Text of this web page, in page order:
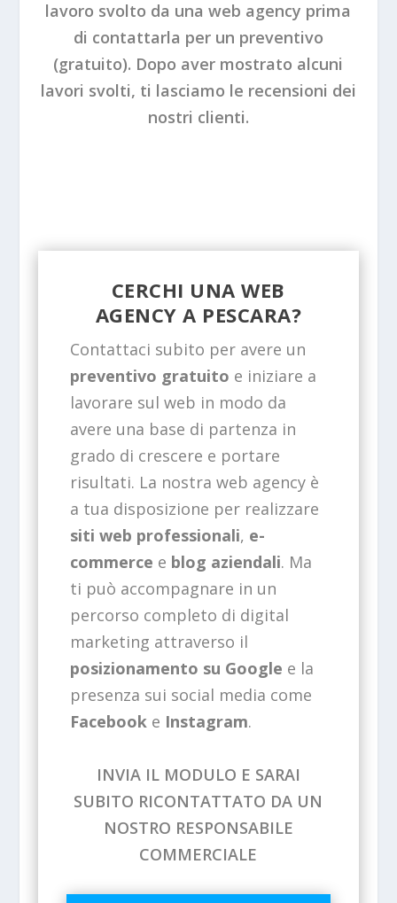
lavoro svolto da una web agency prima
di contattarla per un preventivo
(gratuito). Dopo aver mostrato alcuni
lavori svolti, ti lasciamo le recensioni dei
nostri clienti.
CERCHI UNA WEB
AGENCY A PESCARA?
Contattaci subito per avere un
preventivo gratuito e iniziare a
lavorare sul web in modo da
avere una base di partenza in
grado di crescere e portare
risultati. La nostra web agency è
a tua disposizione per realizzare
siti web professionali, e-
commerce e blog aziendali. Ma
ti può accompagnare in un
percorso completo di digital
marketing attraverso il
posizionamento su Google e la
presenza sui social media come
Facebooke Instagram.
INVIA IL MODULO E SARAI
SUBITO RICONTATTATO DA UN
NOSTRO RESPONSABILE
COMMERCIALE